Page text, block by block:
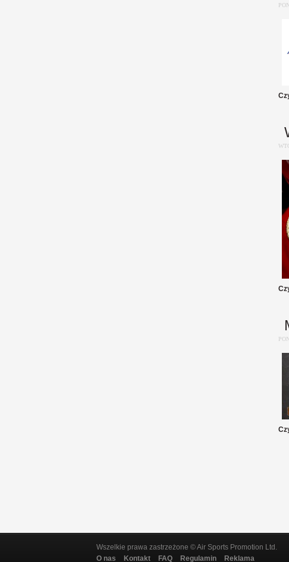
Wszelkie prawa zastrzeżone © Air Sports Promotion Ltd.
O nas
Kontakt FAQ Regulamin Reklama